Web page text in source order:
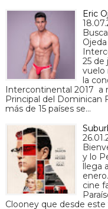
Eric
25 de
vuelo
la
Intercontinental 2017 a
Principal del Dominican
más de 15 países se…
y lo
llega
cine
Clooney que desde